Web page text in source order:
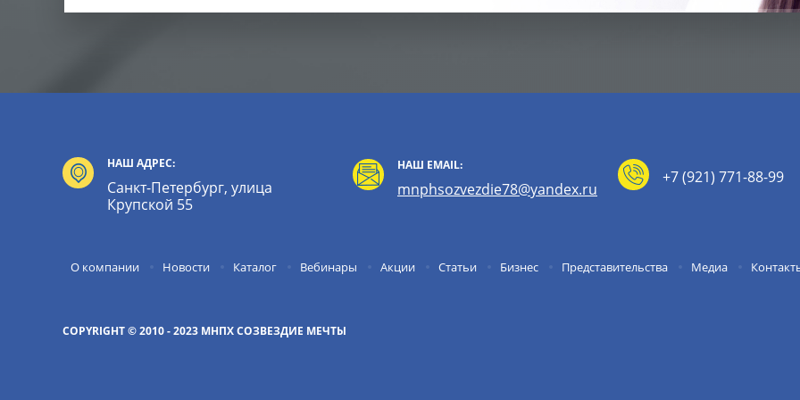
НАШ АДРЕС:
Санкт-Петербург, улица
Крупской 55
НАШ EMAIL:
mnphsozvezdie78@yandex.ru
+7 (921) 771-88-99
О компании Новости Каталог Вебинары Акции Статьи Бизнес Представительства Медиа
COPYRIGHT © 2010 - 2023 МНПХ СОЗВЕЗДИЕ МЕЧТЫ